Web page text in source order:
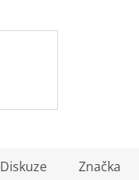
Diskuze Značka